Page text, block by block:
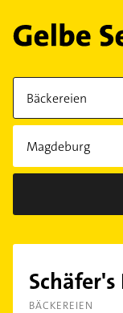
BÄCKEREIEN